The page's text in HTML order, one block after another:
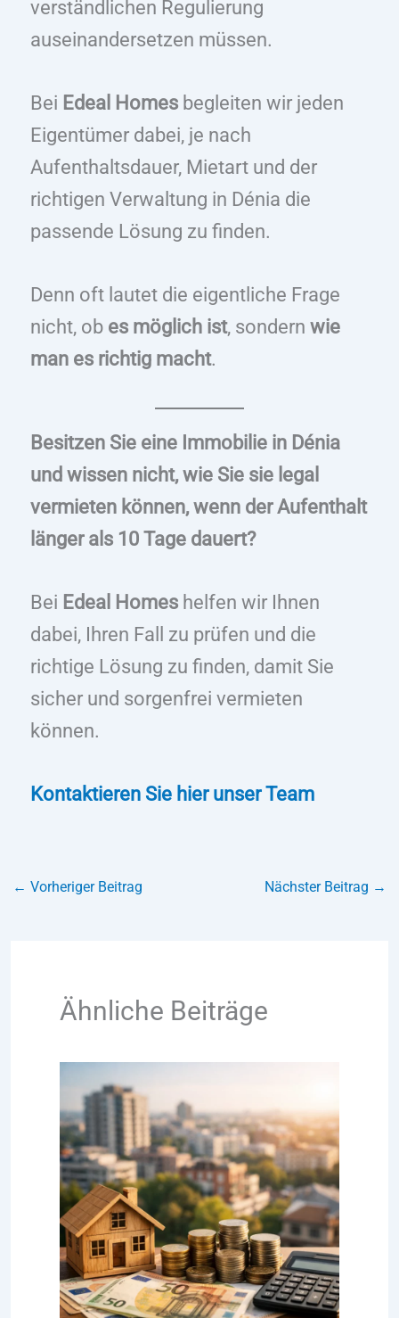
verständlichen Regulierung
auseinandersetzen müssen.
Bei Edeal Homesbegleiten wir jeden
Eigentümer dabei, je nach
Aufenthaltsdauer, Mietart und der
richtigen Verwaltung in Dénia die
passende Lösung zu finden.
Denn oft lautet die eigentliche Frage
nicht, ob es möglich ist, sondern wie
man es richtig macht.
Besitzen Sie eine Immobilie in Dénia
und wissen nicht, wie Sie sie legal
vermieten können, wenn der Aufenthalt
länger als 10 Tage dauert?
Bei Edeal Homeshelfen wir Ihnen
dabei, Ihren Fall zu prüfen und die
richtige Lösung zu finden, damit Sie
sicher und sorgenfrei vermieten
können.
Kontaktieren Sie hier unser Team
← Vorheriger Beitrag Nächster Beitrag →
Ähnliche Beiträge